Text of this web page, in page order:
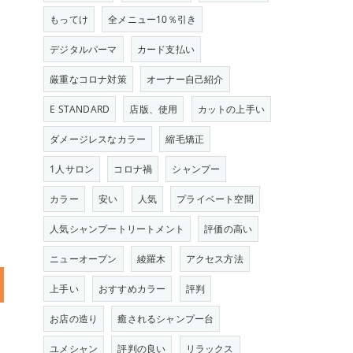
もってけ 全メニュー10％引き
デジタルパーマ カード支払い
厳重なコロナ対策 オーナー自己紹介
E STANDARD 店版、使用 カットの上手い
ダメージレスなカラー 縮毛矯正
1人サロン コロナ禍 シャンプー
カラー 安い 人気 プライベート空間
人気シャンプートリートメント 評価の高い
ニューオープン 綾羅木 アクセス方法
上手い おすすめカラー 評判
お店の造り 癒されるシャンプー台
ユメシャン 評判の良い リラックス